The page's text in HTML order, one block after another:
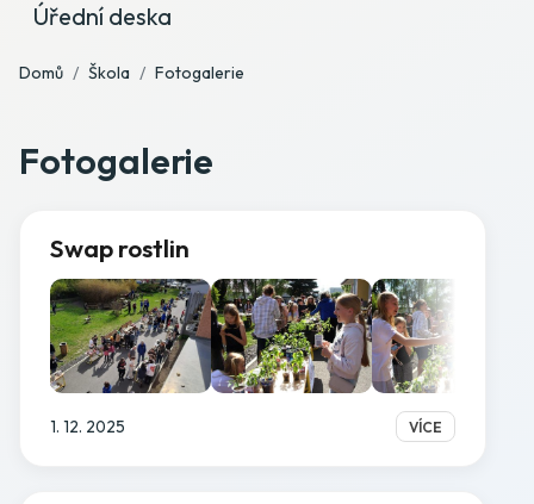
Úřední deska
Domů Škola Fotogalerie
Fotogalerie
Swap rostlin
1. 12. 2025 VÍCE